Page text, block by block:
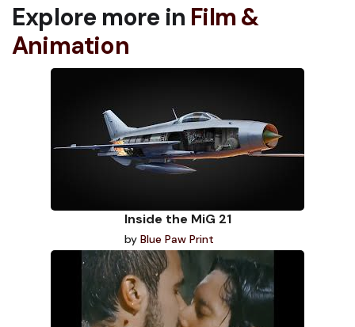
Explore more in Film &
Animation
Inside the MiG 21
by Blue Paw Print